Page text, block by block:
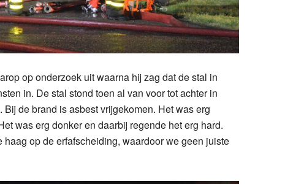
op onderzoek uit waarna hij zag dat de stal in
in. De stal stond toen al van voor tot achter in
de brand is asbest vrijgekomen. Het was erg
was erg donker en daarbij regende het erg hard.
op de erfafscheiding, waardoor we geen juiste